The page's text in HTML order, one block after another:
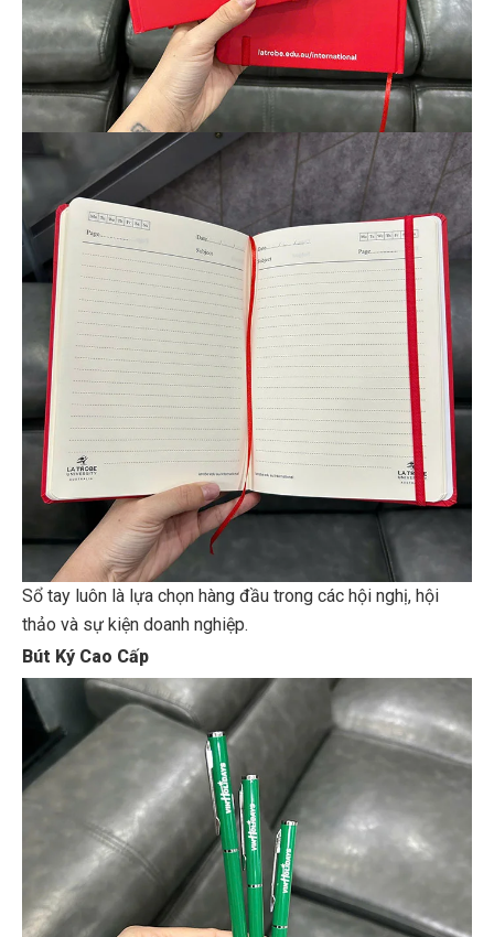
Sổ tay luôn là lựa chọn hàng đầu trong các hội nghị, hội
thảo và sự kiện doanh nghiệp.
Bút Ký Cao Cấp